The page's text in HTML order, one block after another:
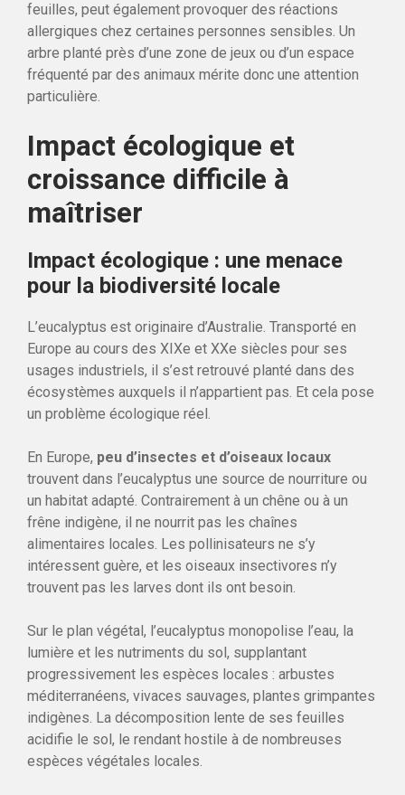
feuilles, peut également provoquer des réactions
allergiques chez certaines personnes sensibles. Un
arbre planté près d’une zone de jeux ou d’un espace
fréquenté par des animaux mérite donc une attention
particulière.
Impact écologique et
croissance difficile à
maîtriser
Impact écologique : une menace
pour la biodiversité locale
L’eucalyptus est originaire d’Australie. Transporté en
Europe au cours des XIXe et XXe siècles pour ses
usages industriels, il s’est retrouvé planté dans des
écosystèmes auxquels il n’appartient pas. Et cela pose
un problème écologique réel.
En Europe, peu d’insectes et d’oiseaux locaux
trouvent dans l’eucalyptus une source de nourriture ou
un habitat adapté. Contrairement à un chêne ou à un
frêne indigène, il ne nourrit pas les chaînes
alimentaires locales. Les pollinisateurs ne s’y
intéressent guère, et les oiseaux insectivores n’y
trouvent pas les larves dont ils ont besoin.
Sur le plan végétal, l’eucalyptus monopolise l’eau, la
lumière et les nutriments du sol, supplantant
progressivement les espèces locales : arbustes
méditerranéens, vivaces sauvages, plantes grimpantes
indigènes. La décomposition lente de ses feuilles
acidifie le sol, le rendant hostile à de nombreuses
espèces végétales locales.